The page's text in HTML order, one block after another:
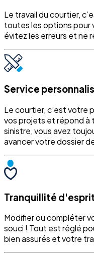
Le travail du courtier,
toutes les options pour
évitez les erreurs et ne
Service
Le courtier, c’est votre
vos projets et répond à
sinistre, vous avez
avancer votre dossier
Tranquillité
Modifier ou compléter
souci ! Tout est réglé
bien assurés et votre